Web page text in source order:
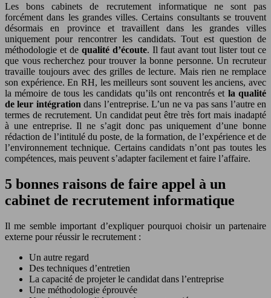
Les bons cabinets de recrutement informatique ne sont pas
forcément dans les grandes villes. Certains consultants se trouvent
désormais en province et travaillent dans les grandes villes
uniquement pour rencontrer les candidats. Tout est question de
méthodologie et de qualité d’écoute. Il faut avant tout lister tout ce
que vous recherchez pour trouver la bonne personne. Un recruteur
travaille toujours avec des grilles de lecture. Mais rien ne remplace
son expérience. En RH, les meilleurs sont souvent les anciens, avec
la mémoire de tous les candidats qu’ils ont rencontrés et la qualité
de leur intégration dans l’entreprise. L’un ne va pas sans l’autre en
termes de recrutement. Un candidat peut être très fort mais inadapté
à une entreprise. Il ne s’agit donc pas uniquement d’une bonne
rédaction de l’intitulé du poste, de la formation, de l’expérience et de
l’environnement technique. Certains candidats n’ont pas toutes les
compétences, mais peuvent s’adapter facilement et faire l’affaire.
5 bonnes raisons de faire appel à un
cabinet de recrutement informatique
Il me semble important d’expliquer pourquoi choisir un partenaire
externe pour réussir le recrutement :
Un autre regard
Des techniques d’entretien
La capacité de projeter le candidat dans l’entreprise
Une méthodologie éprouvée